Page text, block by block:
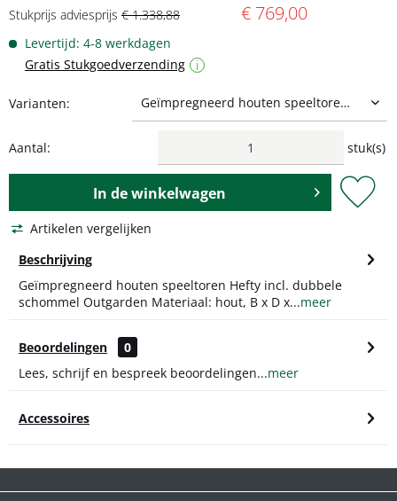
Stukprijs adviesprijs € 1.338,88 € 769,00
Levertijd: 4-8 werkdagen
Gratis Stukgoedverzending
i
Varianten:
Aantal: stuk(s)
In dewinkelwagen
Artikelen vergelijken
Beschrijving
Geïmpregneerd houten speeltoren Hefty incl. dubbele
schommel Outgarden Materiaal: hout, B x D x...meer
Beoordelingen
0
Lees, schrijf en bespreek beoordelingen...meer
Accessoires